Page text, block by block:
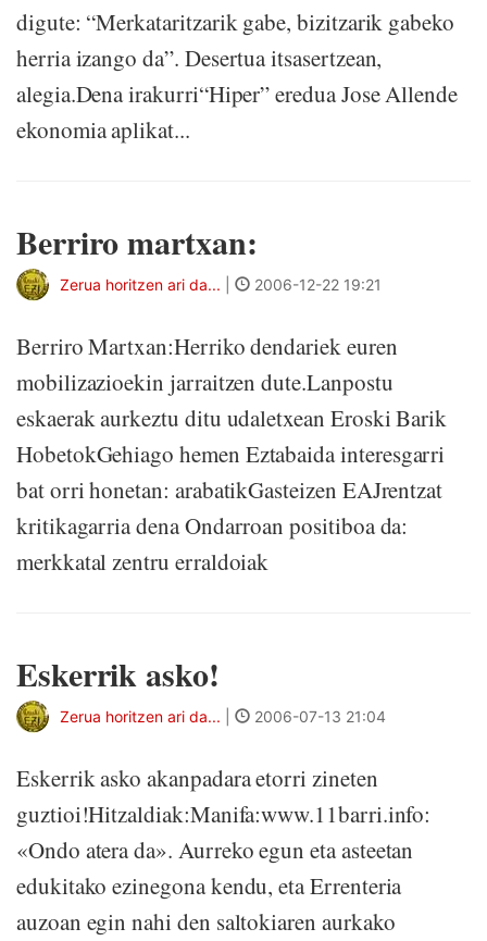
digute: “Merkataritzarik gabe, bizitzarik gabeko
herria izango da”. Desertua itsasertzean,
alegia.Dena irakurri“Hiper” eredua Jose Allende
ekonomia aplikat...
Berriro martxan:
Zerua horitzen ari da... 2006-12-22 19:21
Berriro Martxan:Herriko dendariek euren
mobilizazioekin jarraitzen dute.Lanpostu
eskaerak aurkeztu ditu udaletxean Eroski Barik
HobetokGehiago hemen Eztabaida interesgarri
bat orri honetan: arabatikGasteizen EAJrentzat
kritikagarria dena Ondarroan positiboa da:
merkkatal zentru erraldoiak
Eskerrik asko!
Zerua horitzen ari da... 2006-07-13 21:04
Eskerrik asko akanpadara etorri zineten
guztioi!Hitzaldiak:Manifa:www.11barri.info:
«Ondo atera da». Aurreko egun eta asteetan
edukitako ezinegona kendu, eta Errenteria
auzoan egin nahi den saltokiaren aurkako